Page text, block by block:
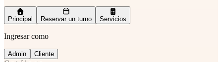
Principal Reservar un turno Servicios
Ingresar como
Admin Cliente